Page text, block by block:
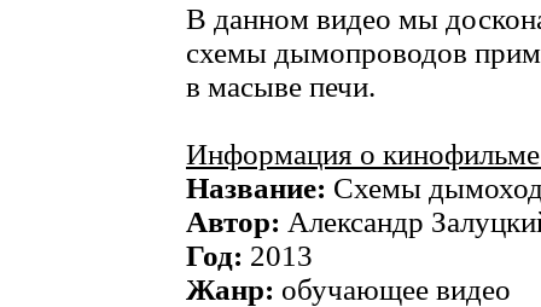
В данном видео мы
схемы дымопроводов
в масыве печи.
Информация о
Название: Схемы
Автор: Александр
Год: 2013
Жанр: обучающее видео